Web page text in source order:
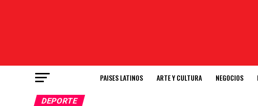
PAISES LATINOS ARTE Y CULTURA NEGOCIOS
DEPORTE